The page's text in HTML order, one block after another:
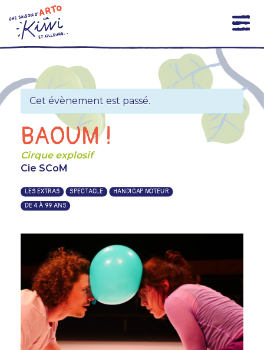
to
content
Cet évènement est passé.
BAOUM !
Cirque explosif
Cie SCoM
LES EXTRAS SPECTACLE
HANDICAP MOTEUR
DE 4 À 99 ANS